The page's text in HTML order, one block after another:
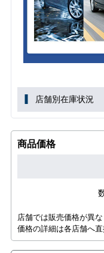
店舗別在庫状況
商品価格
店舗では販売価格が異な
価格の詳細は各店舗へ直